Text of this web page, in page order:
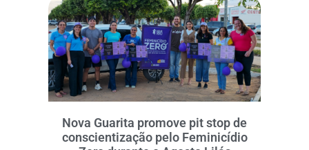
Nova Guarita promove pit stop de
conscientização pelo Feminicídio